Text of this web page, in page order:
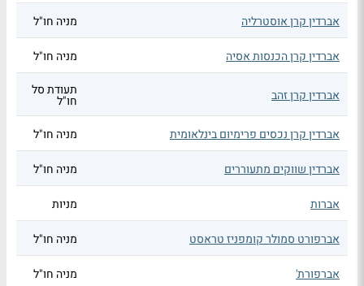
אברדין קרן אוסטרליה
מניה חו"ל
אברדין קרן הכנסות אסיה מניה חו"ל
אברדין קרן זהב תעודת סל
חו"ל
אברדין קרן נכסים פרימיום בינלאומית
מניה חו"ל
אברדין שווקים מתעוררים מניה חו"ל
אברות מניות
אברפורט סמולר קומפניז טראסט מניה חו"ל
אברפורת' מניה חו"ל